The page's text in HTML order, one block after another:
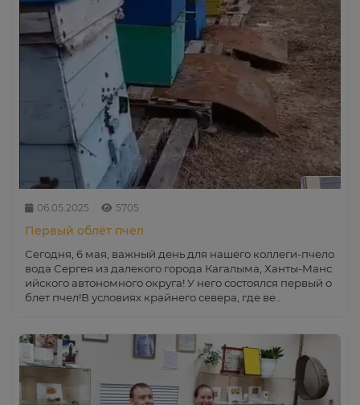
06.05.2025 5705
Первый облёт пчел
Сегодня, 6 мая, важный день для нашего коллеги-пчело
вода Сергея из далекого города Кагалыма, Ханты-Манс
ийского автономного округа! У него состоялся первый о
блет пчел!В условиях крайнего севера, где ве..